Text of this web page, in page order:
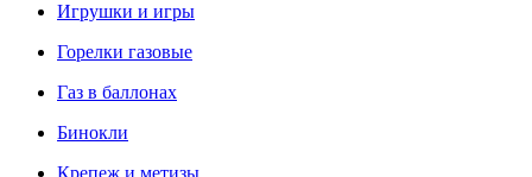
Игрушки и игры
Горелки газовые
Газ в баллонах
Бинокли
Крепеж и метизы